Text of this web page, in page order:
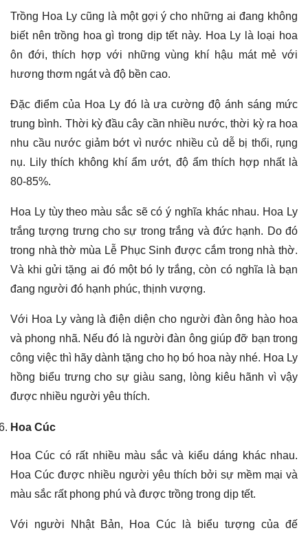
Trồng Hoa Ly cũng là một gợi ý cho những ai đang không
biết nên trồng hoa gì trong dịp tết này. Hoa Ly là loại hoa
ôn đới, thích hợp với những vùng khí hậu mát mẻ với
hương thơm ngát và độ bền cao.
Đặc điểm của Hoa Ly đó là ưa cường độ ánh sáng mức
trung bình. Thời kỳ đầu cây cần nhiều nước, thời kỳ ra hoa
nhu cầu nước giảm bớt vì nước nhiều củ dễ bị thối, rụng
nụ. Lily thích không khí ẩm ướt, độ ẩm thích hợp nhất là
80-85%.
Hoa Ly tùy theo màu sắc sẽ có ý nghĩa khác nhau. Hoa Ly
trắng tượng trưng cho sự trong trắng và đức hạnh. Do đó
trong nhà thờ mùa Lễ Phục Sinh được cắm trong nhà thờ.
Và khi gửi tặng ai đó một bó ly trắng, còn có nghĩa là bạn
đang người đó hạnh phúc, thịnh vượng.
Với Hoa Ly vàng là điện diện cho người đàn ông hào hoa
và phong nhã. Nếu đó là người đàn ông giúp đỡ bạn trong
công việc thì hãy dành tặng cho họ bó hoa này nhé. Hoa Ly
hồng biểu trưng cho sự giàu sang, lòng kiêu hãnh vì vậy
được nhiều người yêu thích.
Hoa Cúc
Hoa Cúc có rất nhiều màu sắc và kiểu dáng khác nhau.
Hoa Cúc được nhiều người yêu thích bởi sự mềm mại và
màu sắc rất phong phú và được trồng trong dịp tết.
Với người Nhật Bản, Hoa Cúc là biểu tượng của đế